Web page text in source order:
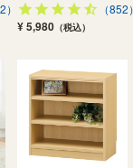
） （852）
¥ 5,980 （税込）